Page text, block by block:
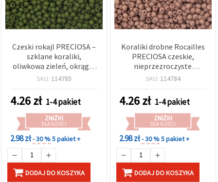
Czeski rokajl PRECIOSA –
szklane koraliki,
oliwkowa zieleń, okrągłe
4x3 mm, otwór 1 mm,
nieprzezroczyste, 20 g
±320 szt.
SKU: 114785
4.26zł 1-4 pakiet
ZNIŻKI
DLA ILOŚCI
2.98 zł- 30 %5 pakiet +
DODAJ DO KOSZYKA
Koraliki drobne Rocailles
PRECIOSA czeskie,
nieprzezroczyste
matowe, kolor latte, 4x3
idealne do biżuterii, haftu i
DIY – 20 g (ok. 320 szt.)
SKU: 114784
4.26zł 1-4 pakiet
ZNIŻKI
DLA ILOŚCI
2.98 zł- 30 %5 pakiet +
DODAJ DO KOSZYKA